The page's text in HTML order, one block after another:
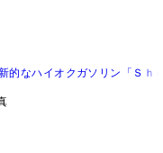
的なハイオクガソリン「Ｓ